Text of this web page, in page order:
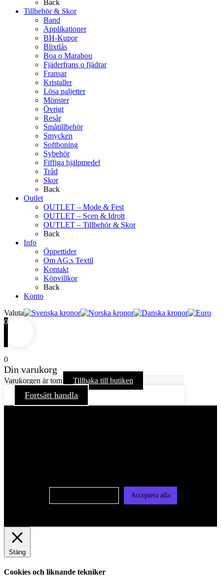
Back
Tillbehör & Skor
Band
Applikationer
BH-Kupor
Blixtlås
Boa o Marabou
Fjäderfrans o fjädrar
Fransar
Kristaller
Lösa paljetter
Mönster
Övrigt
Resår
Småtillbehör
Smycken
Softboning
Sybehör
Fiffiga hjälpmedel
Tråd
Skor
Back
Outlet
OUTLET – Mode & Fest
OUTLET – Scen & Idrott
OUTLET – Tillbehör & Skor
Back
Info
Öppettider
Om AG:s Textil
Kontakt
Köpvillkor
Back
Konto
Valuta
0
0
Din varukorg
Varukorgen är tom Tillbaka till butiken
Fortsätt handla
Acceptera alla
Stäng
Cookies och liknande tekniker